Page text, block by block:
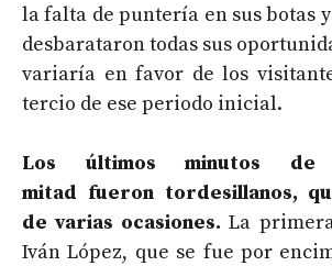
la falta de puntería en sus botas
desbarataron todas sus
variaría en favor de los
tercio de ese periodo inicial.
Los últimos minutos
mitad fueron tordesillanos,
de varias ocasiones. La
Iván López, que se fue por